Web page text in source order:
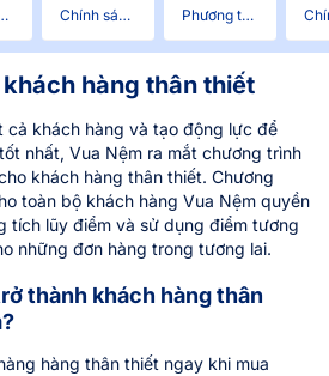
bảo mật Chính sách bảo hành Phương thức thanh toán
hàng thân thiết
cả khách hàng và tạo động lực để
nhất, Vua Nệm ra mắt chương trình
khách hàng thân thiết. Chương
toàn bộ khách hàng Vua Nệm quyền
tích lũy điểm và sử dụng điểm tương
những đơn hàng trong tương lai.
thành khách hàng thân
hàng thân thiết ngay khi mua